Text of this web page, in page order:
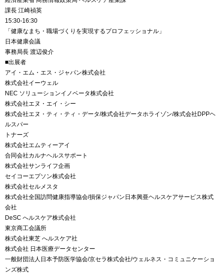
課長 江崎禎英
15:30-16:30
「健康なまち・職場づくりを実現するプロフェッショナル」
日本健康会議
事務局長 渡辺俊介
■出展者
アイ・エム・エス・ジャパン株式会社
株式会社イーウェル
NEC ソリューションイノベータ株式会社
株式会社エヌ・エイ・シー
株式会社エヌ・ティ・ティ・データ/株式会社データホライゾン/株式会社DPPヘ
ルスパー
トナーズ
株式会社エムティーアイ
合同会社カルナヘルスサポート
株式会社サンライフ企画
セイコーエプソン株式会社
株式会社セルメスタ
株式会社全国訪問健康指導協会/損保ジャパン日本興亜ヘルスケアサービス株式
会社
DeSC へルスケア株式会社
東京商工会議所
株式会社東芝 へルスケア社
株式会社 日本医療データセンター
一般財団法人日本予防医学協会/京セラ株式会社/ウェルネス・コミュニケーショ
ンズ株式